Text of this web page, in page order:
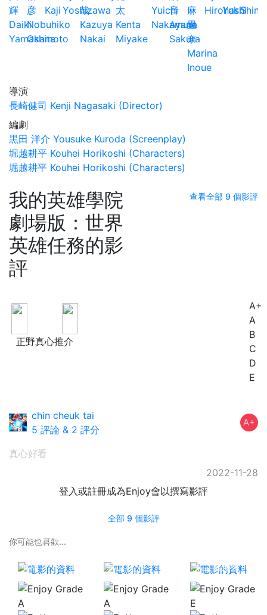
輝
Daiki
Yamashita
彦
Nobuhiko
Okamoto
Kaji Yoshizawa
哉
Kazuya
Nakai
太
Kenta
Miyake
Yuichi
Nakamura
音
Ayane
Sakura
麻
里
奈
Marina
Inoue
Hirohashi
Yuki
導演
長崎健司 Kenji Nagasaki (Director)
編劇
黒田 洋介 Yousuke Kuroda (Screenplay)
堀越耕平 Kouhei Horikoshi (Characters)
堀越耕平 Kouhei Horikoshi (Characters)
我的英雄學院
劇場版：世界
英雄任務的影
評
查看全部 9 個影評
正野真心推介
A+
A
B
C
D
E
chin cheuk tai
5 評論 & 2 評分
A+
真心好看
2022-11-28
登入或註冊成為Enjoy會以撰寫影評
全部 9 個影評
你可能也喜歡...
我的英雄學
英雄
A
新世紀
A
黑亞當歸來
E